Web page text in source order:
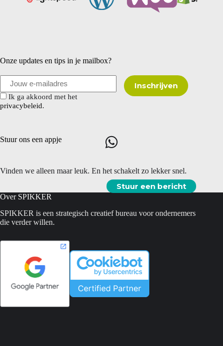
Onze updates en tips in je mailbox?
Ik ga akkoord met het
privacybeleid.
Stuur ons een appje
Vinden we alleen maar leuk. En het schakelt zo lekker snel.
Stuur een bericht
Over SPIKKER
SPIKKER is een strategisch creatief bureau voor ondernemers
die verder willen.